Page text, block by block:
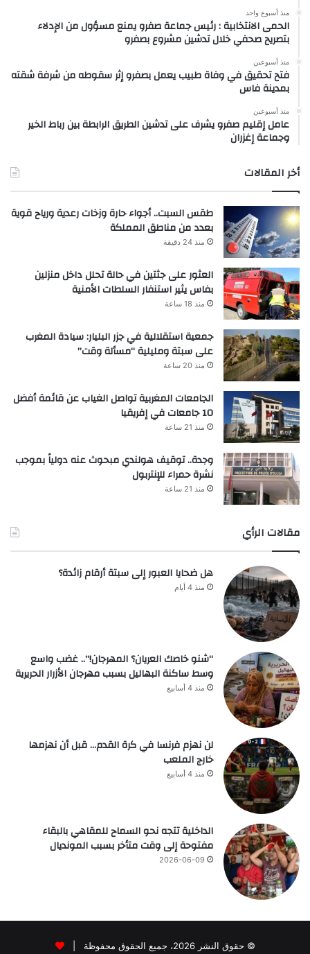
منذ أسبوع واحد
الحمى الانتخابية : رئيس جماعة صفرو يمنع مسؤول من الإدلاء
بتصريح صحفي خلال تدشين مشروع بصفرو
منذ أسبوعين
فتح تحقيق في وفاة طبيب يعمل بصفرو إثر سقوطه من شرفة شقته
بمدينة فاس
منذ أسبوعين
عامل إقليم صفرو يشرف على تدشين الطريق الرابطة بين رباط الخير
وجماعة إغزران
أخر المقالات
طقس السبت.. أجواء حارة وزخات رعدية ورياح قوية
بعدد من مناطق المملكة
منذ 24 دقيقة
العثور على جثتين في حالة تحلل داخل منزلين
بفاس يثير استنفار السلطات الأمنية
منذ 18 ساعة
جمعية استقلالية في جزر البليار: سيادة المغرب
على سبتة ومليلية “مسألة وقت”
منذ 20 ساعة
الجامعات المغربية تواصل الغياب عن قائمة أفضل
10 جامعات في إفريقيا
منذ 21 ساعة
وجدة.. توقيف هولندي مبحوث عنه دولياً بموجب
نشرة حمراء للإنتربول
منذ 21 ساعة
مقالات الرأي
هل ضحايا العبور إلى سبتة أرقام زائدة؟
منذ 4 أيام
“شنو خاصك العريان؟ المهرجان!”.. غضب واسع
وسط ساكنة البهاليل بسبب مهرجان الأزرار الحريرية
منذ 4 أسابيع
لن نهزم فرنسا في كرة القدم… قبل أن نهزمها
خارج الملعب
منذ 4 أسابيع
الداخلية تتجه نحو السماح للمقاهي بالبقاء
مفتوحة إلى وقت متأخر بسبب المونديال
2026-06-09
© حقوق النشر 2026، جميع الحقوق محفوظة |